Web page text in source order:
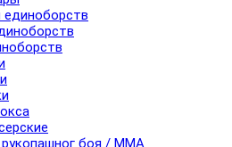
рукопашног боя / ММА